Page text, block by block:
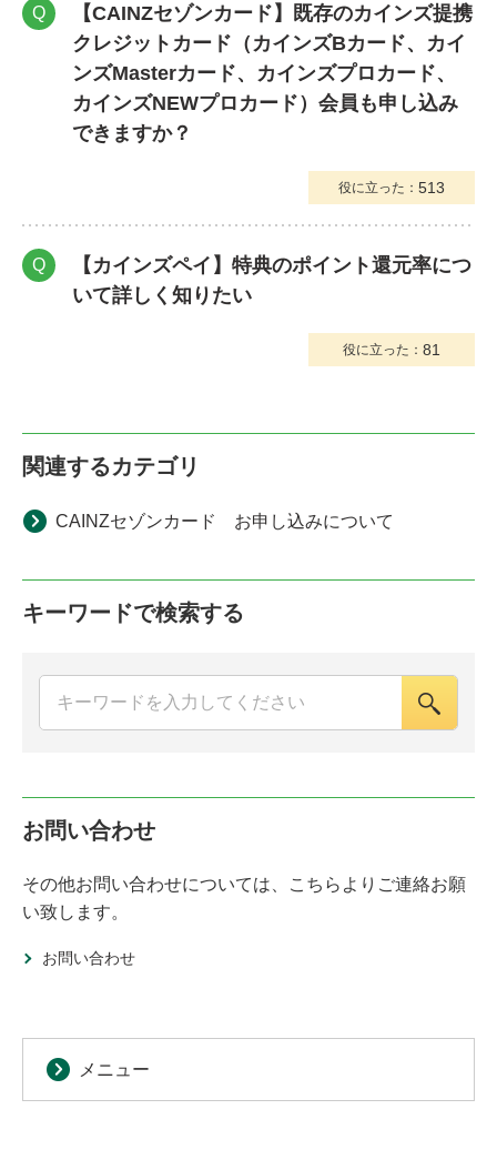
Q
【CAINZセゾンカード】既存のカインズ提携
クレジットカード（カインズBカード、カイ
ンズMasterカード、カインズプロカード、
カインズNEWプロカード）会員も申し込み
できますか？
役に立った： 513
Q
【カインズペイ】特典のポイント還元率につ
いて詳しく知りたい
役に立った： 81
関連するカテゴリ
CAINZセゾンカード お申し込みについて
キーワードで検索する
お問い合わせ
その他お問い合わせについては、こちらよりご連絡お願
い致します。
お問い合わせ
メニュー